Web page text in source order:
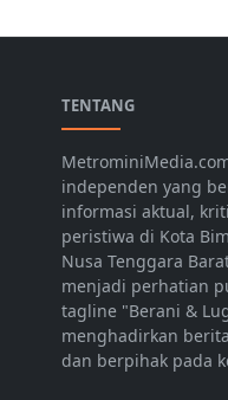
TENTANG
independen yang
informasi aktual,
peristiwa di Kota
Nusa Tenggara
menjadi perhatian
tagline "Berani &
menghadirkan
dan berpihak pada